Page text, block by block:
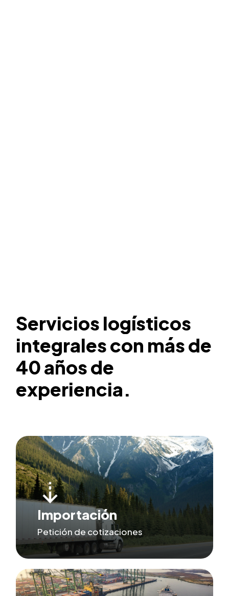
Servicios logísticos
integralescon másde
40añosde
experiencia.
Importación
Petición de cotizaciones